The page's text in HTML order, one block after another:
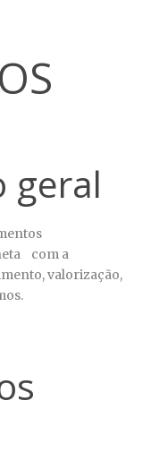
geral
com a
valorização,